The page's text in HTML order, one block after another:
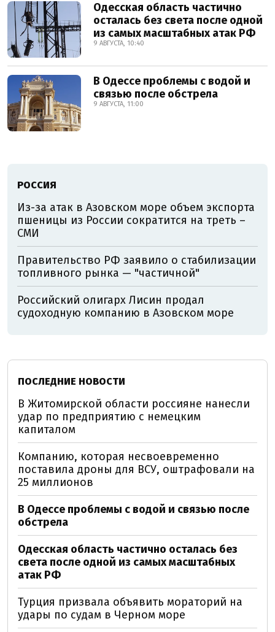
Одесская область частично
осталась без света после одной
из самых масштабных атак РФ
9 АВГУСТА, 10:40
В Одессе проблемы с водой и
связью после обстрела
9 АВГУСТА, 11:00
РОССИЯ
Из-за атак в Азовском море объем экспорта
пшеницы из России сократится на треть –
СМИ
Правительство РФ заявило о стабилизации
топливного рынка — "частичной"
Российский олигарх Лисин продал
судоходную компанию в Азовском море
ПОСЛЕДНИЕ НОВОСТИ
В Житомирской области россияне нанесли
удар по предприятию с немецким
капиталом
Компанию, которая несвоевременно
поставила дроны для ВСУ, оштрафовали на
25 миллионов
В Одессе проблемы с водой и связью после
обстрела
Одесская область частично осталась без
света после одной из самых масштабных
атак РФ
Турция призвала объявить мораторий на
удары по судам в Черном море